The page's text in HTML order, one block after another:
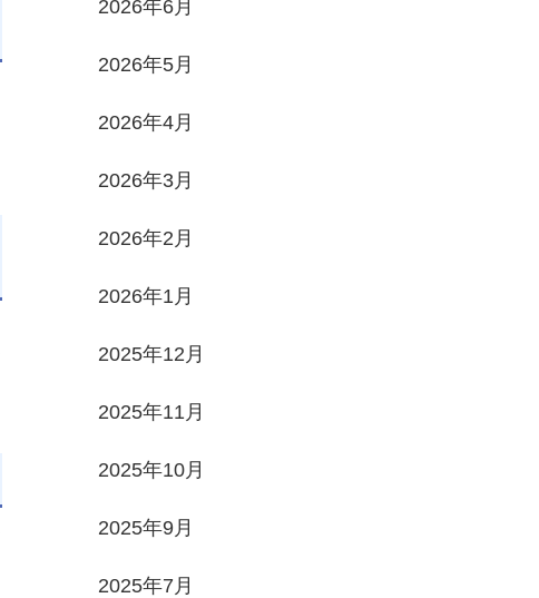
2026年6月
2026年5月
2026年4月
2026年3月
2026年2月
2026年1月
2025年12月
2025年11月
2025年10月
2025年9月
2025年7月